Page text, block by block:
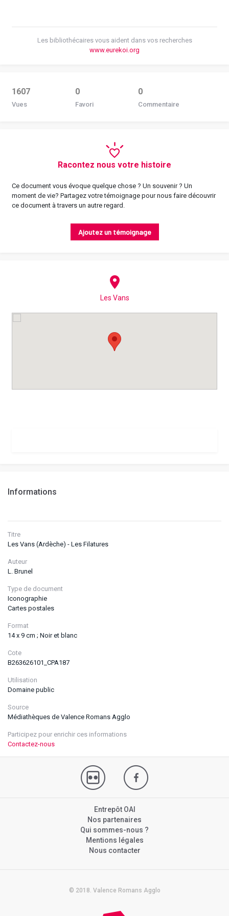
Informations
Titre
Les Vans (Ardèche) - Les Filatures
Auteur
L. Brunel
Type de document
Iconographie
Cartes postales
Format
14 x 9 cm ; Noir et blanc
Cote
B263626101_CPA187
Utilisation
Domaine public
Source
Médiathèques de Valence Romans Agglo
Participez pour enrichir ces informations
Contactez-nous
Les bibliothécaires vous aident dans vos recherches
www.eurekoi.org
1607
Vues
0
Favori
0
Commentaire
Racontez nous votre histoire
Ce document vous évoque quelque chose ? Un souvenir ? Un
moment de vie? Partagez votre témoignage pour nous faire découvrir
ce document à travers un autre regard.
Ajoutez un témoignage
Les Vans
Entrepôt OAI
Nos partenaires
Qui sommes-nous ?
Mentions légales
Nous contacter
© 2018. Valence Romans Agglo